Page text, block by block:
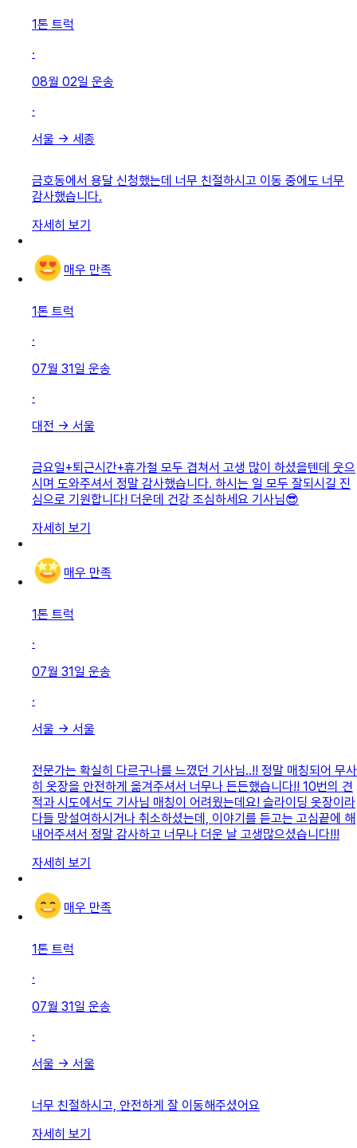
1톤 트럭
·
08월 02일 운송
·
서울 → 세종
금호동에서 용달 신청했는데 너무 친절하시고 이동 중에도 너무
감사했습니다.
자세히 보기
매우 만족
1톤 트럭
·
07월 31일 운송
·
대전 → 서울
금요일+퇴근시간+휴가철 모두 겹쳐서 고생 많이 하셨을텐데 웃으
시며 도와주셔서 정말 감사했습니다. 하시는 일 모두 잘되시길 진
심으로 기원합니다! 더운데 건강 조심하세요 기사님😎
자세히 보기
매우 만족
1톤 트럭
·
07월 31일 운송
·
서울 → 서울
전문가는 확실히 다르구나를 느꼈던 기사님..!! 정말 매칭되어 무사
히 옷장을 안전하게 옮겨주셔서 너무나 든든했습니다!! 10번의 견
적과 시도에서도 기사님 매칭이 어려웠는데요! 슬라이딩 옷장이라
다들 망설여하시거나 취소하셨는데, 이야기를 듣고는 고심끝에 해
내어주셔서 정말 감사하고 너무나 더운 날 고생많으셨습니다!!!
자세히 보기
매우 만족
1톤 트럭
·
07월 31일 운송
·
서울 → 서울
너무 친절하시고, 안전하게 잘 이동해주셨어요
자세히 보기